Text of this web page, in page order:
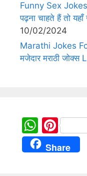
Funny Sex
पढ़ना चाहते हैं तो
10/02/2024
Marathi Jokes
मजेदार मराठी
W
h
at
Pi
nt
er
Share